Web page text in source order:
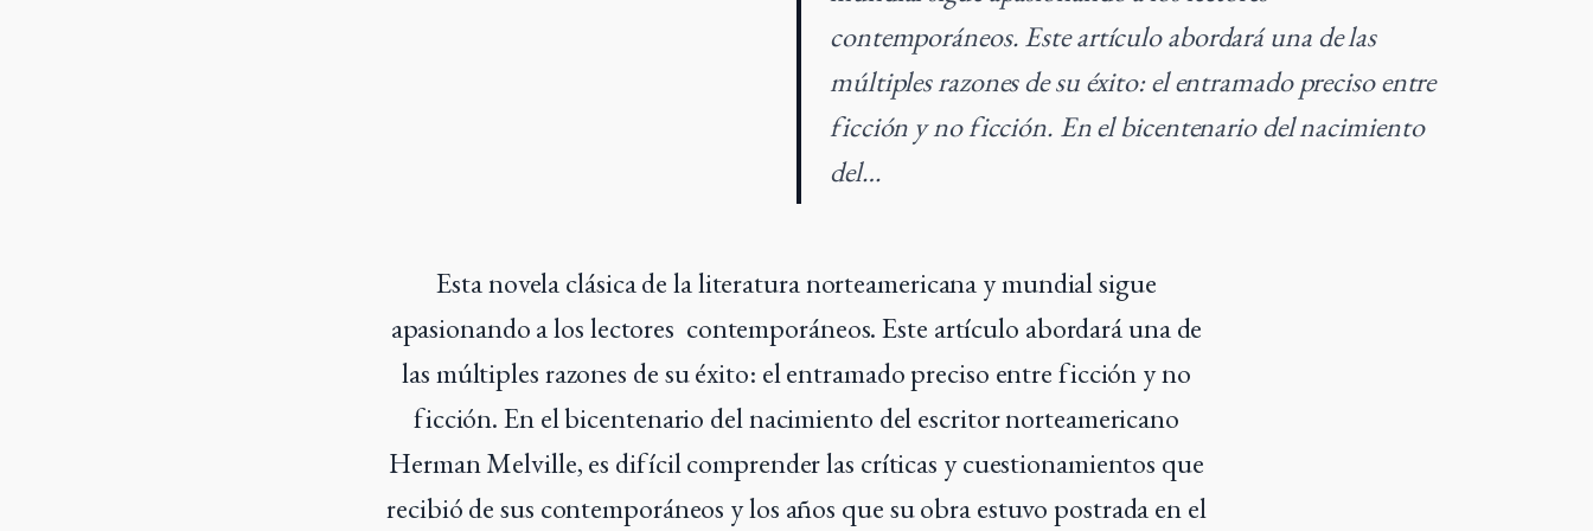
contemporáneos. Este artículo abordará una de las
múltiples razones de su éxito: el entramado preciso entre
ficción y no ficción. En el bicentenario del nacimiento
del…
Esta novela clásica de la literatura norteamericana y mundial sigue
apasionando a los lectores contemporáneos. Este artículo abordará una de
las múltiples razones de su éxito: el entramado preciso entre ficción y no
ficción. En el bicentenario del nacimiento del escritor norteamericano
Herman Melville, es difícil comprender las críticas y cuestionamientos que
recibió de sus contemporáneos y los años que su obra estuvo postrada en el